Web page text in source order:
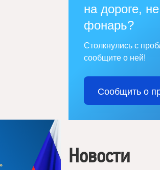
на дороге,
фонарь?
Столкнулись с
сообщите о ней!
Сообщить о
Новости